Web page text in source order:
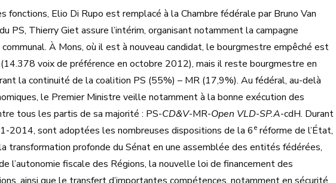
fonctions, Elio Di Rupo est remplacé à la Chambre fédérale par Bruno Van
PS, Thierry Giet assure l’intérim, organisant notamment la campagne
À Mons, où il est à nouveau candidat, le bourgmestre empêché est
voix de préférence en octobre 2012), mais il reste bourgmestre en
la continuité de la coalition PS (55%) – MR (17,9%). Au fédéral, au-delà
le Premier Ministre veille notamment à la bonne exécution des
tous les partis de sa majorité : PS-CD&V-MR-Open VLD-SP.A-cdH. Durant
2014, sont adoptées les nombreuses dispositions de la 6e réforme de l’État,
transformation profonde du Sénat en une assemblée des entités fédérées,
l’autonomie fiscale des Régions, la nouvelle loi de financement des